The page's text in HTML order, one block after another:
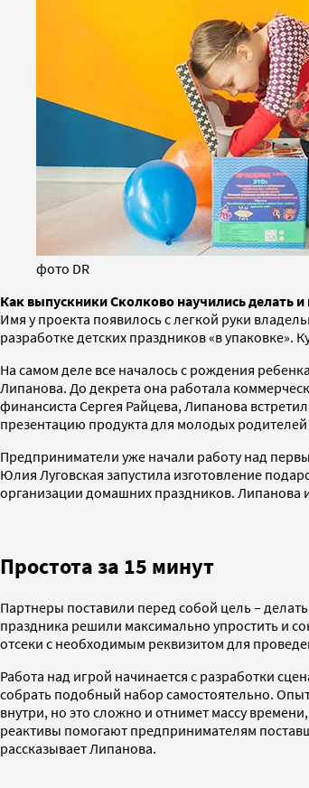
фото DR
Как выпускники Сколково научились делать
Имя у проекта появилось с легкой руки
разработке детских праздников «в упаковке».
На самом деле все началось с рождения
Липанова. До декрета она работала
финансиста Сергея Райцева, Липанова
презентацию продукта для молодых
Предприниматели уже начали работу над
Юлия Луговская запустила изготовление
организации домашних праздников. Липанова
Простота за 15 минут
Партнеры поставили перед собой цель –
праздника решили максимально упростить и
отсеки с необходимым реквизитом для
Работа над игрой начинается с разработки
собрать подобный набор самостоятельно.
внутри, но это сложно и отнимет массу
реактивы помогают предпринимателям
рассказывает Липанова.